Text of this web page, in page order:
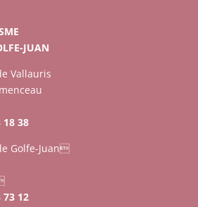
JUAN
Vallauris
18 38
Golfe-Juan
73 12